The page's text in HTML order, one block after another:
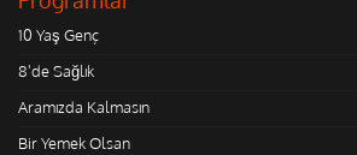
10 Yaş Genç
8'de Sağlık
Aramızda Kalmasın
Bir Yemek Olsan